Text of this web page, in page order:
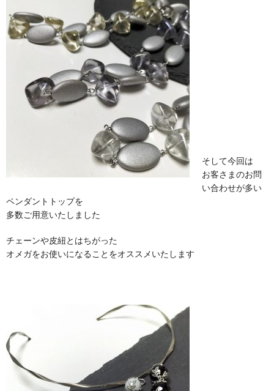
そして今回は
お客さまのお問
い合わせが多い
ペンダントトップを
多数ご用意いたしました
チェーンや皮紐とはちがった
オメガをお使いになることをオススメいたします